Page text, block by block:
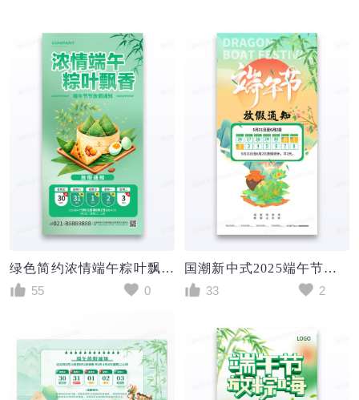
绿色简约浓情端午粽叶飘香2025端午节放假通知宣传海报
55
0
国潮新中式2025端午节放假通知海报
33
2